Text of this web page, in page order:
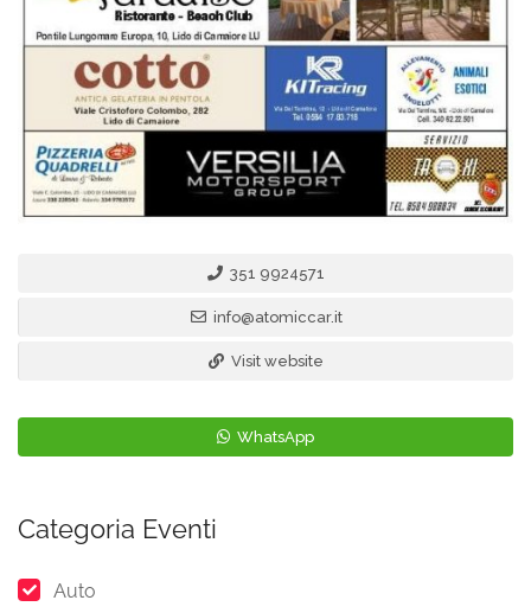
351 9924571
info@atomiccar.it
Visit website
WhatsApp
Categoria Eventi
Auto